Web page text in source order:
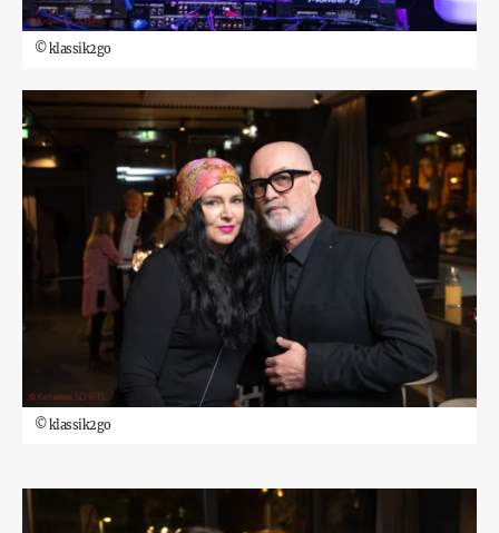
©klassik2go
©klassik2go